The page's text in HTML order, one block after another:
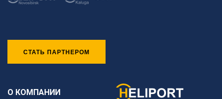
СТАТЬ ПАРТНЕРОМ
О КОМПАНИИ